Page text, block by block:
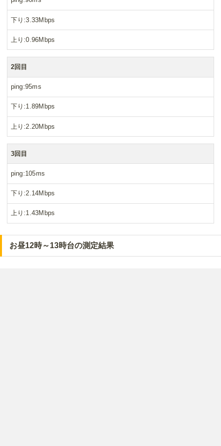
下り 3.33Mbps
上り 0.96Mbps
2回目
ping 95ms
下り 1.89Mbps
上り 2.20Mbps
3回目
ping 105ms
下り 2.14Mbps
上り 1.43Mbps
お昼12時～13時台の測定結果